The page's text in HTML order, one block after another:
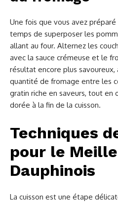
Une fois que vous avez
temps de superposer les
allant au four. Alternez les
avec la sauce crémeuse et le
résultat encore plus
quantité de fromage entre les
gratin riche en saveurs, tout
dorée à la fin de la cuisson.
Techniques
pour le
Dauphinois
La cuisson est une étape